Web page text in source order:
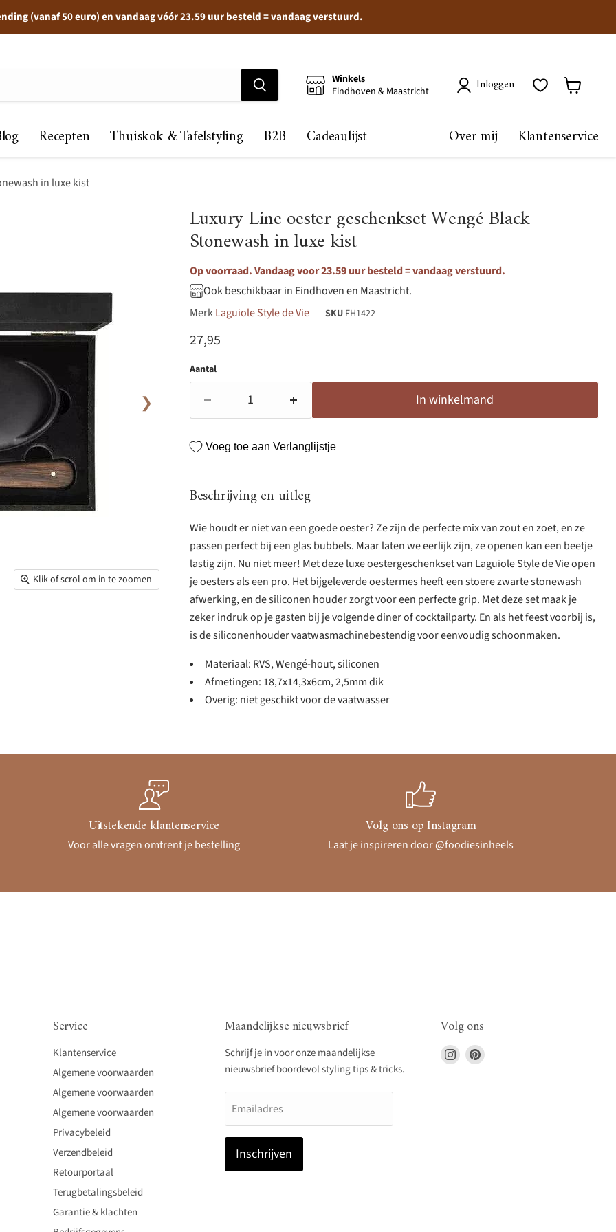
(vanaf 50 euro) en vandaag vóór 23.59 uur besteld = vandaag verstuurd.
Winkels
Eindhoven & Maastricht
Inloggen
Recepten Thuiskok & Tafelstyling B2B Cadeaulijst Over mij Klantenservice
in luxe kist
Klik of scrol om in te zoomen
❯
Luxury Line oester geschenkset Wengé Black
Stonewash in luxe kist
Op voorraad. Vandaag voor 23.59 uur besteld = vandaag verstuurd.
Ook beschikbaar in Eindhoven en Maastricht.
MerkLaguiole Style de Vie SKU FH1422
Huidige prijs
27,95
Aantal
In winkelmand
Voeg toe aan Verlanglijstje
Beschrijving en uitleg
Wie houdt er niet van een goede oester? Ze zijn de perfecte mix van zout en zoet, en ze
passen perfect bij een glas bubbels. Maar laten we eerlijk zijn, ze openen kan een beetje
lastig zijn. Nu niet meer! Met deze luxe oestergeschenkset van Laguiole Style de Vie open
je oesters als een pro. Het bijgeleverde oestermes heeft een stoere zwarte stonewash
afwerking, en de siliconen houder zorgt voor een perfecte grip. Met deze set maak je
zeker indruk op je gasten bij je volgende diner of cocktailparty. En als het feest voorbij is,
is de siliconenhouder vaatwasmachinebestendig voor eenvoudig schoonmaken.
Materiaal: RVS, Wengé-hout, siliconen
Afmetingen: 18,7x14,3x6cm, 2,5mm dik
Overig: niet geschikt voor de vaatwasser
Uitstekende klantenservice
Voor alle vragen omtrent je bestelling
Volg ons op Instagram
Laat je inspireren door @foodiesinheels
Service
Klantenservice
Algemene voorwaarden
Algemene voorwaarden
Algemene voorwaarden
Privacybeleid
Verzendbeleid
Retourportaal
Terugbetalingsbeleid
Garantie & klachten
Maandelijkse nieuwsbrief
Schrijf je in voor onze maandelijkse
nieuwsbrief boordevol styling tips & tricks.
Emailadres
Inschrijven
Volg ons
Vind
ons
Vind